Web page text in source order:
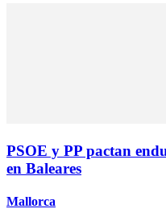
PSOE y PP pactan
en Baleares
Mallorca